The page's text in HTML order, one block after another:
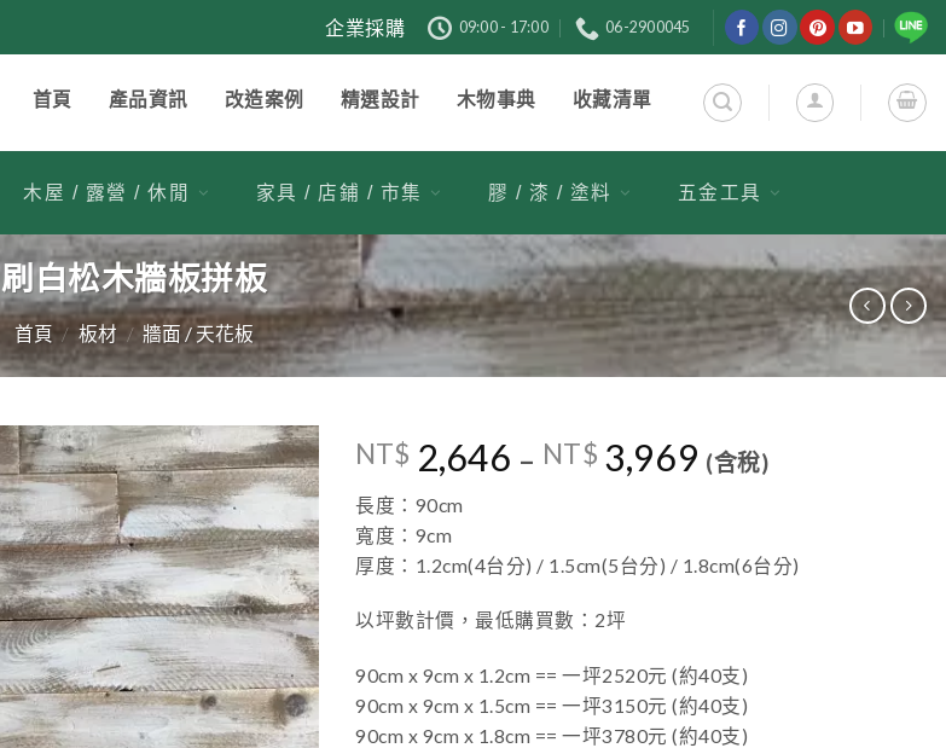
企業採購 09:00 - 17:00 06-2900045
首頁 產品資訊 改造案例 精選設計 木物事典 收藏清單
木屋 / 露營 / 休閒 家具 / 店鋪 / 市集 膠 / 漆 / 塗料 五金工具
刷白松木牆板拼板
首頁 / 板材 / 牆面 / 天花板
加入
NT$ 2,646 – NT$ 3,969 (含稅)
長度：90cm
寬度：9cm
厚度：1.2cm(4台分) / 1.5cm(5台分) / 1.8cm(6台分)
以坪數計價，最低購買數：2坪
90cm x 9cm x 1.2cm == 一坪2520元 (約40支)
90cm x 9cm x 1.5cm == 一坪3150元 (約40支)
90cm x 9cm x 1.8cm == 一坪3780元 (約40支)